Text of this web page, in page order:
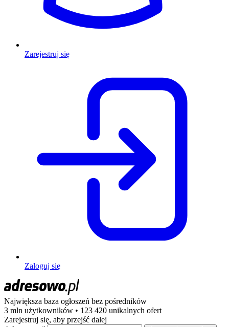
Zarejestruj się
Zaloguj się
Największa baza ogłoszeń bez pośredników
3 mln użytkowników • 123 420 unikalnych ofert
Zarejestruj się, aby przejść dalej